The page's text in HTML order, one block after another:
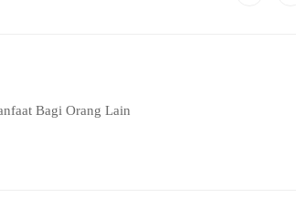
Bagi Orang Lain